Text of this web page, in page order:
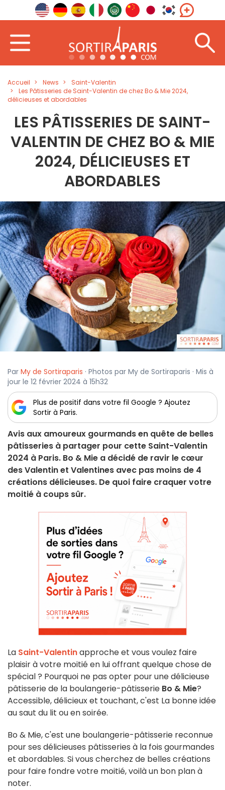
Accueil News
Saint-Valentin
Les Pâtisseries de Saint-Valentin de chez Bo & Mie 2024,
délicieuses et abordables
LES PÂTISSERIES DE SAINT-
VALENTIN DE CHEZ BO & MIE
2024, DÉLICIEUSES ET
ABORDABLES
Par My de Sortiraparis · Photos par My de Sortiraparis · Mis à
jour le 12 février 2024 à 15h32
Plus de positif dans votre fil Google ? Ajoutez
Sortir à Paris.
Avis aux amoureux gourmands en quête de belles
pâtisseries à partager pour cette Saint-Valentin
2024 à Paris. Bo & Mie a décidé de ravir le cœur
des Valentin et Valentines avec pas moins de 4
créations délicieuses. De quoi faire craquer votre
moitié à coups sûr.
La Saint-Valentinapproche et vous voulez faire
plaisir à votre moitié en lui offrant quelque chose de
spécial ? Pourquoi ne pas opter pour une délicieuse
pâtisserie de la boulangerie-pâtisserie Bo & Mie?
Accessible, délicieux et touchant, c'est La bonne idée
au saut du lit ou en soirée.
Bo & Mie, c'est une boulangerie-pâtisserie reconnue
pour ses délicieuses pâtisseries à la fois gourmandes
et abordables. Si vous cherchez de belles créations
pour faire fondre votre moitié, voilà un bon plan à
noter.